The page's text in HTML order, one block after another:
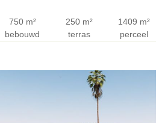
750 m²
bebouwd
250 m²
terras
1409 m²
perceel